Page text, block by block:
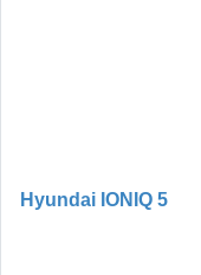
Hyundai IONIQ 5